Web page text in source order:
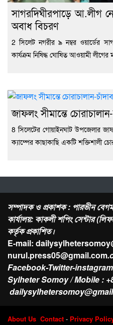
সাগরদিঘীরপাড়ে আ.লীগ
অবাধ বিচরণ
2 সিলেট নগরীর ৯ নম্বর ওয়ার্ডের
কার্যক্রম নিষিদ্ধ ঘোষিত আওয়ামী
জাফলং সীমান্তে
8 সিলেটের গোয়াইনঘাট উপজেলার
ক্যাম্পের কাছাকাছি একটি শক্তিশালী
সম্পাদক ও প্রকাশক : পারভীন
কার্যালয়: কাকলী শপিং সেন্টার
কর্তৃক প্রকাশিত।
E-mail:
nurul.press05@gmail.com
Facebook-Twitter-
Sylheter Somoy / Mobile :
About Us Contact - Privacy